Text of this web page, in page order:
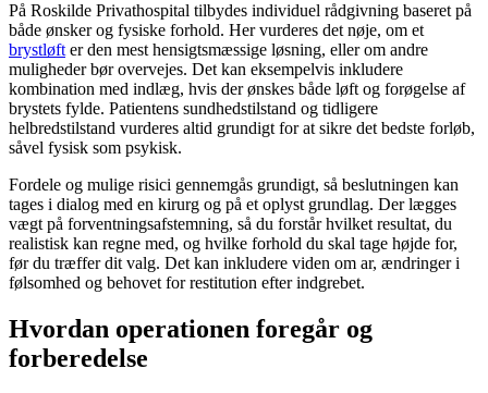
På Roskilde Privathospital tilbydes individuel rådgivning baseret på
både ønsker og fysiske forhold. Her vurderes det nøje, om et
brystløft er den mest hensigtsmæssige løsning, eller om andre
muligheder bør overvejes. Det kan eksempelvis inkludere
kombination med indlæg, hvis der ønskes både løft og forøgelse af
brystets fylde. Patientens sundhedstilstand og tidligere
helbredstilstand vurderes altid grundigt for at sikre det bedste forløb,
såvel fysisk som psykisk.
Fordele og mulige risici gennemgås grundigt, så beslutningen kan
tages i dialog med en kirurg og på et oplyst grundlag. Der lægges
vægt på forventningsafstemning, så du forstår hvilket resultat, du
realistisk kan regne med, og hvilke forhold du skal tage højde for,
før du træffer dit valg. Det kan inkludere viden om ar, ændringer i
følsomhed og behovet for restitution efter indgrebet.
Hvordan operationen foregår og
forberedelse